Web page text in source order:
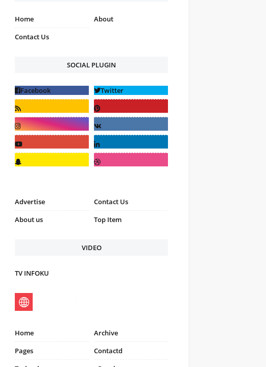
Home
About
Contact Us
SOCIAL PLUGIN
Advertise
Contact Us
About us
Top Item
VIDEO
TV INFOKU
Home
Archive
Pages
Contactd